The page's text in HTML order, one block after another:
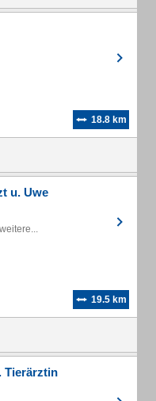
18.8 km
u. Uwe
19.5 km
Tierärztin